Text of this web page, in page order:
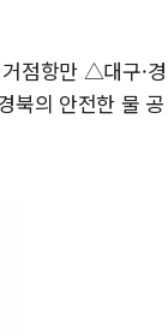
점항만 △대구·경
북의 안전한 물 공